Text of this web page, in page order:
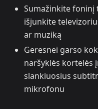
Sumažinkite
išjunkite
ar muziką
Geresnei garso
naršyklės kortelės
slankiuosius
mikrofonu